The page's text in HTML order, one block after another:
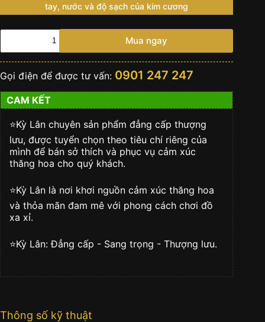
tay, nước và độ sạch của kim cương
Logo
áo
khối
đính
kim
số
lượng
Mua ngay
Gọi điện để được tư vấn: 0901 247 247
CAM KẾT
⭐️Kỳ Lân chuyên sản phẩm đẳng cấp thượng
lưu, được tuyển chọn theo tiêu chí riêng của
mình để bán sở thích và phục vụ cảm xúc
thăng hoa cho quý khách.
⭐️Kỳ Lân là nơi khơi nguồn cảm xúc thăng hoa
và thỏa mãn đam mê với phong cách chơi đồ
xa xỉ.
⭐️Kỳ Lân: Đẳng cấp - Sang trọng - Thượng lưu.
Thông số kỹ thuật